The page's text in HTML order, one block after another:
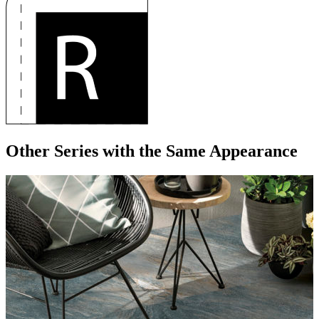
Other Series with the Same Appearance